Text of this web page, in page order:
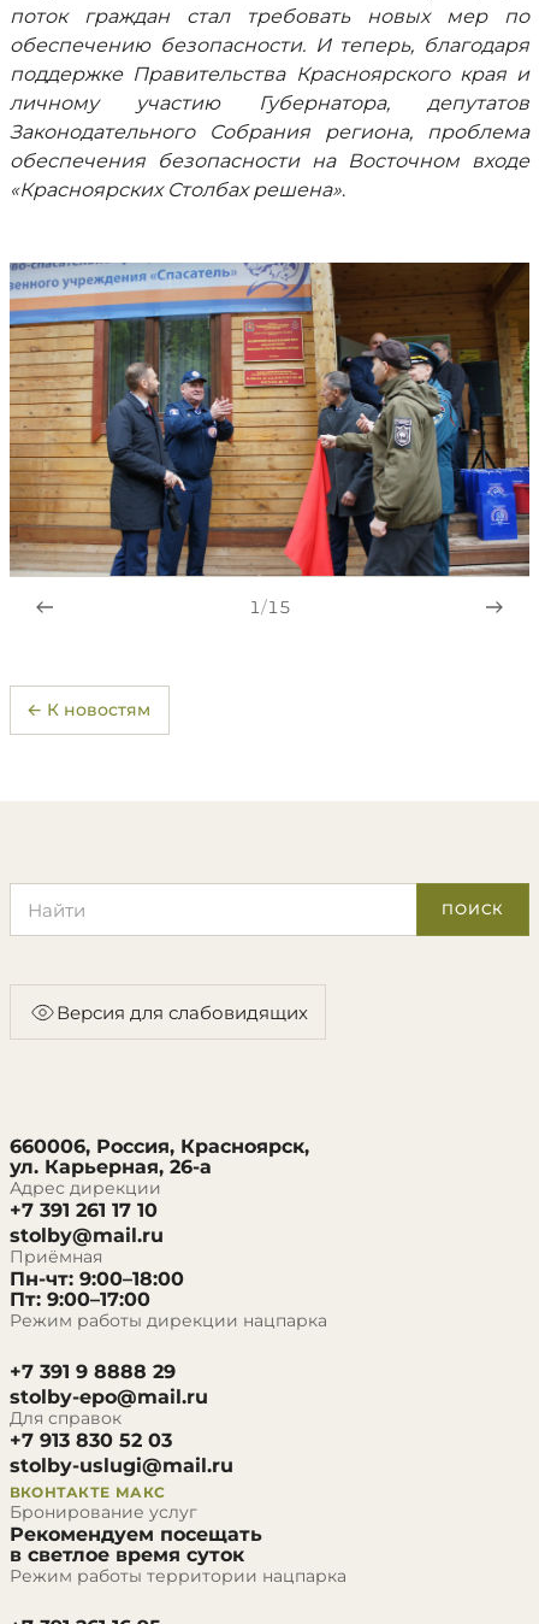
поток граждан стал требовать новых мер по
обеспечению безопасности. И теперь, благодаря
поддержке Правительства Красноярского края и
личному участию Губернатора, депутатов
Законодательного Собрания региона, проблема
обеспечения безопасности на Восточном входе
«Красноярских Столбах решена».
1/15
← К новостям
ПОИСК
Версия для слабовидящих
660006, Россия, Красноярск,
ул. Карьерная, 26-а
Адрес дирекции
+7 391 261 17 10
stolby@mail.ru
Приёмная
Пн-чт: 9:00–18:00
Пт: 9:00–17:00
Режим работы дирекции нацпарка
+7 391 9 8888 29
stolby-epo@mail.ru
Для справок
+7 913 830 52 03
stolby-uslugi@mail.ru
ВКОНТАКТЕ МАКС
Бронирование услуг
Рекомендуем посещать
в светлое время суток
Режим работы территории нацпарка